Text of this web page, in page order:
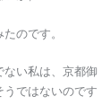
のです。
い私は、京都御
ではないのです